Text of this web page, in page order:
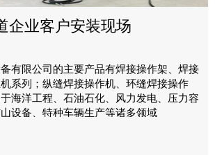
企业客户安装现场
有限公司的主要产品有焊接操作架、焊接
系列；纵缝焊接操作机、环缝焊接操作
海洋工程、石油石化、风力发电、压力容
设备、特种车辆生产等诸多领域